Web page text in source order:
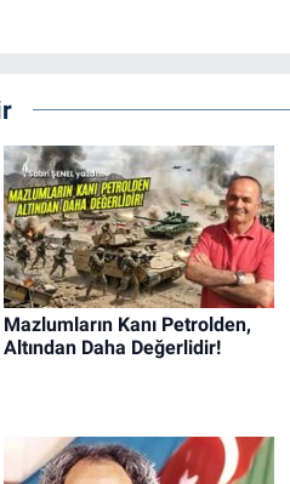
Mazlumların Kanı Petrolden,
Altından Daha Değerlidir!